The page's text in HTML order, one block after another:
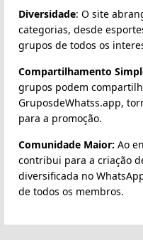
Diversidade: O site
categorias, desde
grupos de todos os
Compartilhamento
grupos podem
GruposdeWhatss.app,
para a promoção.
Comunidade Maior: Ao
contribui para a criação
diversificada no
de todos os membros.